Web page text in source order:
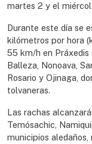
martes 2 y el
Durante este día se
kilómetros por hora
55 km/h en Práxedis
Balleza, Nonoava,
Rosario y Ojinaga,
tolvaneras.
Las rachas
Temósachic,
municipios aledaños,